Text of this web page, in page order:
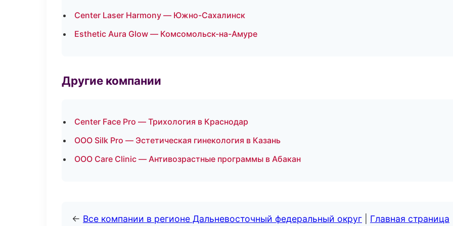
Center Laser Harmony — Южно-Сахалинск
Esthetic Aura Glow — Комсомольск-на-Амуре
Другие компании
Center Face Pro — Трихология в Краснодар
ООО Silk Pro — Эстетическая гинекология в Казань
ООО Care Clinic — Антивозрастные программы в Абакан
← Все компании в регионе Дальневосточный федеральный округ Главная страница